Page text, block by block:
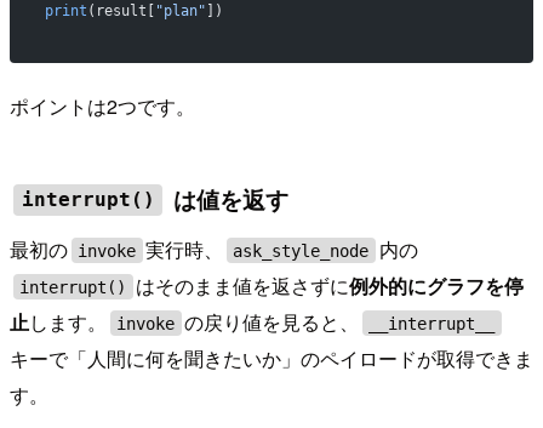
print (result[ "plan" ])
ポイントは2つです。
interrupt() は値を返す
最初の invoke 実行時、 ask_style_node 内の
interrupt() はそのまま値を返さずに例外的にグラフを停
止します。 invoke の戻り値を見ると、 __interrupt__
キーで「人間に何を聞きたいか」のペイロードが取得できま
す。